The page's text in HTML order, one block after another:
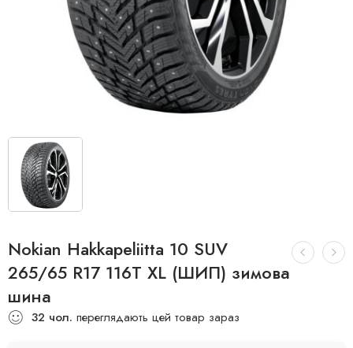
Nokian Hakkapeliitta 10 SUV
265/65 R17 116T XL (ШИП) зимова
шина
32 чол. переглядають цей товар зараз